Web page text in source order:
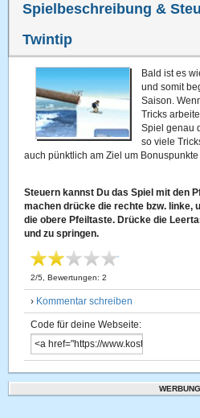
Spielbeschreibung &
Twintip
Bald ist es
und somit
Saison.
Tricks
Spiel genau
so viele
auch pünktlich am Ziel um
Steuern kannst Du das Spiel mit den
machen drücke die rechte bzw. linke,
die obere Pfeiltaste. Drücke die
und zu springen.
2/5 , Bewertungen:2
› Kommentar schreiben
Code für deine Webseite:
WERBUNG